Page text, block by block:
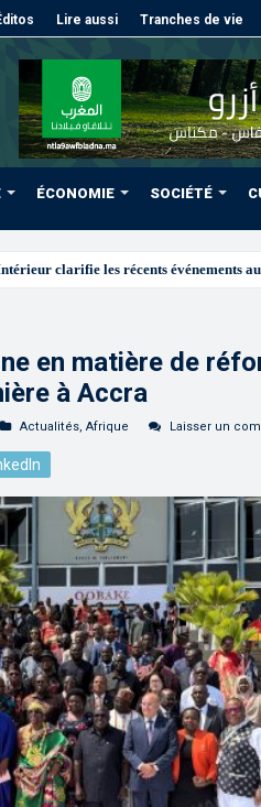
Lire aussi Tranches de vie
ÉCONOMIE SOCIÉTÉ
en matière de
à Accra
Actualités, Afrique Laisser un